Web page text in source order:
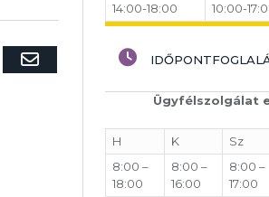
Email
14:00-18:00
10:00-
Ügyfélszolgálat
H K Sz
8:00 –
18:00
8:00 –
16:00
8:00 –
17:00